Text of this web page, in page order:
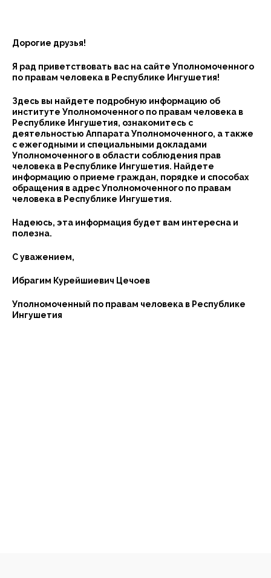
Дорогие друзья!
Я рад приветствовать вас на сайте Уполномоченного
по правам человека в Республике Ингушетия!
Здесь вы найдете подробную информацию об
институте Уполномоченного по правам человека в
Республике Ингушетия, ознакомитесь с
деятельностью Аппарата Уполномоченного, а также
с ежегодными и специальными докладами
Уполномоченного в области соблюдения прав
человека в Республике Ингушетия. Найдете
информацию о приеме граждан, порядке и способах
обращения в адрес Уполномоченного по правам
человека в Республике Ингушетия.
Надеюсь, эта информация будет вам интересна и
полезна.
С уважением,
Ибрагим Курейшиевич Цечоев
Уполномоченный по правам человека в Республике
Ингушетия